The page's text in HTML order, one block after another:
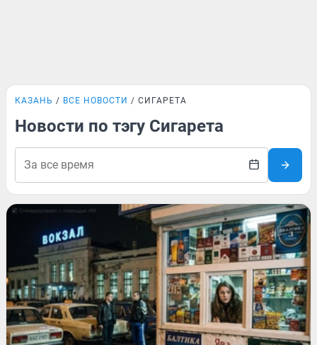
КАЗАНЬ ВСЕ НОВОСТИ СИГАРЕТА
Новости по тэгу Сигарета